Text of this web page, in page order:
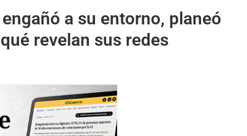
a su entorno, planeó
revelan sus redes